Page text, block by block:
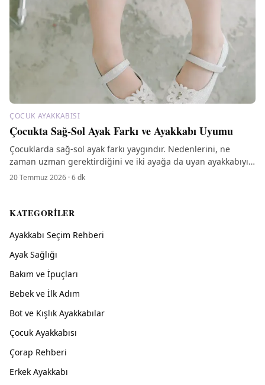
ÇOCUK AYAKKABISI
Çocukta Sağ-Sol Ayak Farkı ve Ayakkabı Uyumu
Çocuklarda sağ-sol ayak farkı yaygındır. Nedenlerini, ne
zaman uzman gerektirdiğini ve iki ayağa da uyan ayakkabıyı
nasıl seçeceğinizi anlatıyoruz.
20 Temmuz 2026 ·6dk
KATEGORILER
Ayakkabı Seçim Rehberi
Ayak Sağlığı
Bakım ve İpuçları
Bebek ve İlk Adım
Bot ve Kışlık Ayakkabılar
Çocuk Ayakkabısı
Çorap Rehberi
Erkek Ayakkabı